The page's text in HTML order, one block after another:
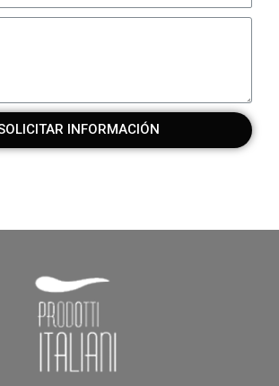
INFORMACIÓN